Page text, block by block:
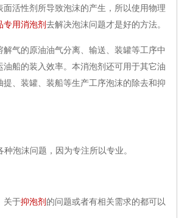
活性剂所导致泡沫的产生，所以使用物理
专用消泡剂去解决泡沫问题才是好的方法。
气的原油油气分离、输送、装罐等工序中
船的装入效率。本消泡剂还可用于其它油
、装罐、装船等生产工序泡沫的除去和抑
泡沫问题，因为专注所以专业。
关于抑泡剂 的问题或者有相关需求的都可以